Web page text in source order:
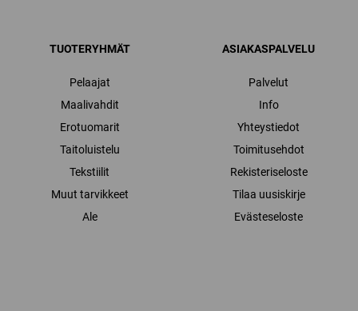
TUOTERYHMÄT
Pelaajat
Maalivahdit
Erotuomarit
Taitoluistelu
Tekstiilit
Muut tarvikkeet
Ale
ASIAKASPALVELU
Palvelut
Info
Yhteystiedot
Toimitusehdot
Rekisteriseloste
Tilaa uusiskirje
Evästeseloste